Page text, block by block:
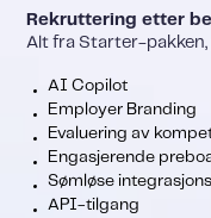
Rekruttering etter
Alt fra Starter-pakken,
AI Copilot
Employer Branding
Evaluering av
Engasjerende
Sømløse
API-tilgang